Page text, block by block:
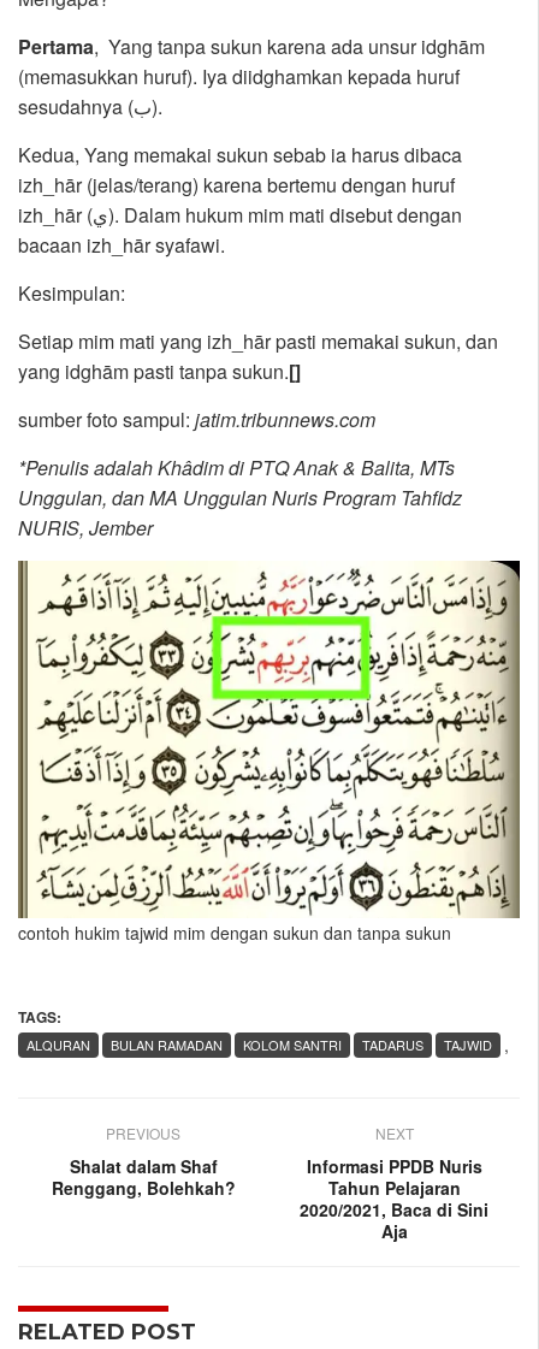
Pertama, Yang tanpa sukun karena ada unsur idghām
(memasukkan huruf). Iya diidghamkan kepada huruf
sesudahnya (ب).
Kedua, Yang memakai sukun sebab ia harus dibaca
izh_hār (jelas/terang) karena bertemu dengan huruf
izh_hār (ي). Dalam hukum mim mati disebut dengan
bacaan izh_hār syafawi.
Kesimpulan:
Setiap mim mati yang izh_hār pasti memakai sukun, dan
yang idghām pasti tanpa sukun.[]
sumber foto sampul: jatim.tribunnews.com
*Penulis adalah Khâdim di PTQ Anak & Balita, MTs
Unggulan, dan MA Unggulan Nuris Program Tahfidz
NURIS, Jember
contoh hukim tajwid mim dengan sukun dan tanpa sukun
TAGS:
,
ALQURAN BULAN RAMADAN KOLOM SANTRI TADARUS TAJWID
PREVIOUS
Shalat dalam Shaf
Renggang, Bolehkah?
NEXT
Informasi PPDB Nuris
Tahun Pelajaran
2020/2021, Baca di Sini
Aja
RELATED POST